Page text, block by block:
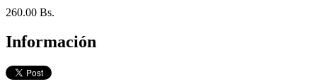
260.00 Bs.
Información